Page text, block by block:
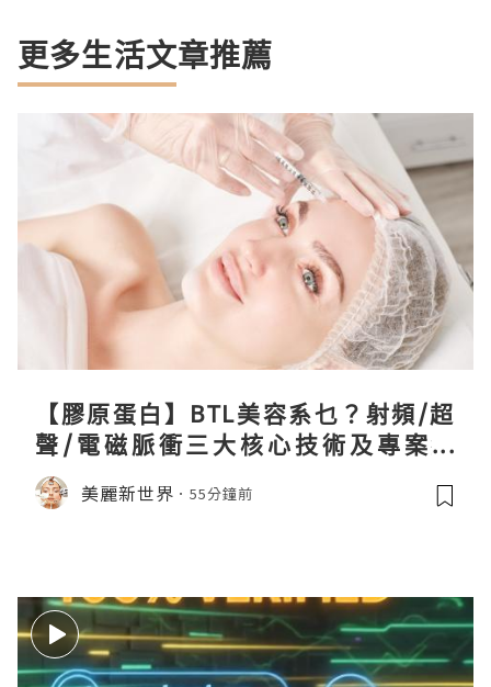
更多生活文章推薦
【膠原蛋白】BTL美容系乜？射頻/超
聲/電磁脈衝三大核心技術及專案盤
點！
美麗新世界 55分鐘前